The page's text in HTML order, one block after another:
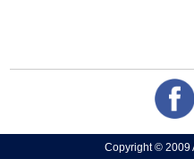
Copyright © 2009